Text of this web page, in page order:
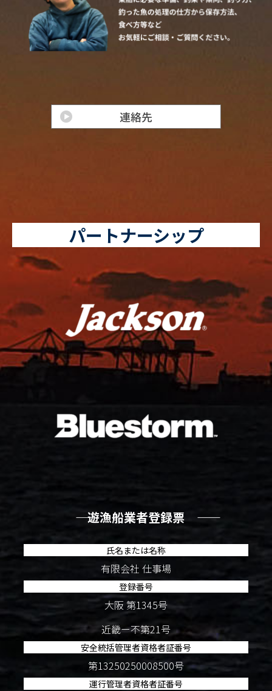
パートナーシップ
―― 遊漁船業者登録票 ――
氏名または名称
有限会社 仕事場
登録番号
大阪 第1345号
近畿ー不第21号
安全統括管理者資格者証番号
第13250250008500号
運行管理者資格者証番号